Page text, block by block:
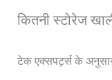
कितनी स्टोरेज
टेक एक्सपर्ट्स के